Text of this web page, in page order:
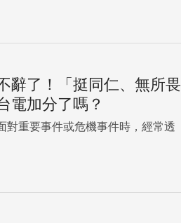
辭了！「挺同仁、無所畏
電加分了嗎？
對重要事件或危機事件時，經常透